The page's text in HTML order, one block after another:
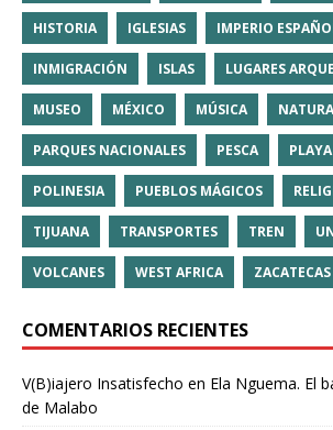
HISTORIA IGLESIAS IMPERIO
INMIGRACIÓN ISLAS LUGARES
MUSEO MÉXICO MÚSICA
PARQUES NACIONALES PESCA PLAYA
POLINESIA PUEBLOS MÁGICOS
TIJUANA TRANSPORTES TREN
VOLCANES WEST AFRICA ZACATECAS
COMENTARIOS RECIENTES
V(B)iajero Insatisfecho en Ela Nguema. El
de Malabo